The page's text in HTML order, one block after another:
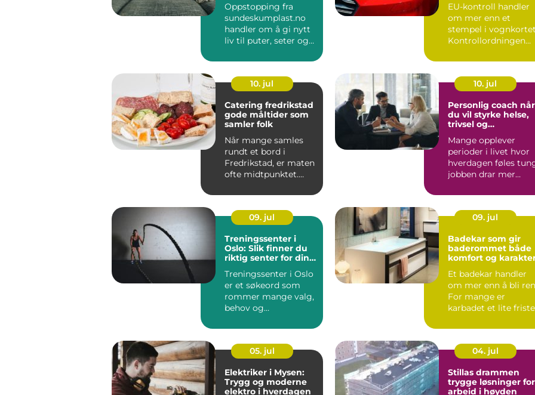
Oppstopping fra
sundeskumplast.no
handler om å gi nytt
liv til puter, seter og
EU-kontroll handler
om mer enn et
stempel i
Kontrollordningen
er...
10. jul
Catering fredrikstad
gode måltider som
samler folk
Når mange samles
rundt et bord i
Fredrikstad, er maten
ofte midtpunktet.
dåp, k...
10. jul
Personlig coach når
du vil styrke helse,
trivsel og
Mange opplever
perioder i livet hvor
hverdagen føles
jobben drar mer
eller...
09. jul
Treningssenter i
Oslo: Slik finner du
riktig senter for dine
Treningssenter i Oslo
er et søkeord som
rommer mange valg,
behov og
Imperia Gy...
09. jul
Badekar som gir
baderommet både
komfort og
Et badekar handler
om mer enn å bli
For mange er
karbadet et lite
05. jul
Elektriker i Mysen:
Trygg og moderne
elektro i hverdagen
04. jul
Stillas drammen
trygge løsninger for
arbeid i høyden